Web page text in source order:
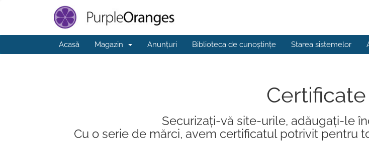
Acasă Magazin Anunțuri Biblioteca de cunoștințe Starea sistemelor
Certificate
Securizați-vă site-urile, adăugați-le
Cu o serie de mărci, avem certificatul potrivit pentru